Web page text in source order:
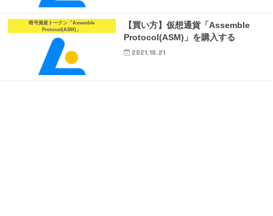
暗号資産トークン「Assemble
Protocol(ASM)」
【買い方】仮想通貨「Assemble
Protocol(ASM)」を購入する
2021.10.21